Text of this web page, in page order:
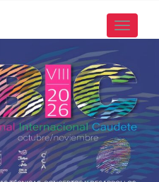
Toggle